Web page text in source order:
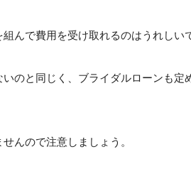
んで費用を受け取れるのはうれしい
のと同じく、ブライダルローンも定
んので注意しましょう。